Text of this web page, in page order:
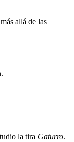
allá de las
la tira Gaturro.